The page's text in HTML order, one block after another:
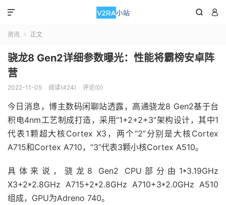
 

资讯  正文
骁龙8 Gen2详细参数曝光：性能将霸榜安卓阵
营
2022-11-05 阅读(424) 评论(0)
今日消息，博主数码闲聊站透露，高通骁龙8 Gen2基于台
积电4nm工艺制成打造，采用“1+2+2+3”架构设计，其中1
代表1颗超大核Cortex X3，两个“2”分别是大核Cortex
A715和Cortex A710，“3”代表3颗小核Cortex A510。
具体来说，骁龙8 Gen2 CPU部分由1*3.19GHz
X3+2*2.8GHz A715+2*2.8GHz A710+3*2.0GHz A510
组成，GPU为Adreno 740。